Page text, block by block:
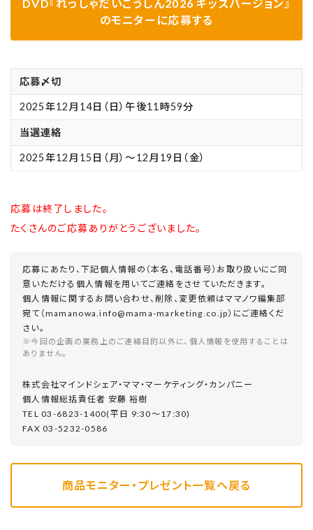
DVD『れっしゃだいこうしん2026 キッズバージョン』
のモニターに応募する
応募〆切
2025年12月14日（日）午後11時59分
当選連絡
2025年12月15日（月）～12月19日（金）
応募は終了しました。
たくさんのご応募ありがとうございました。
応募にあたり、下記個人情報の（本名、電話番号）お取り扱いにご同
意いただける個人情報を用いてご連絡をさせていただきます。
個人情報に関するお問い合わせ、削除、変更依頼はママノワ編集部
宛て（mamanowa.info@mama-marketing.co.jp）にご連絡くだ
さい。
※今回の企画の業務上のご連絡目的以外に、個人情報を使用することは
ありません。
株式会社マインドシェア・ママ・マーケティング・カンパニー
個⼈情報総括責任者 安藤 裕樹
TEL 03-6823-1400(平⽇ 9:30〜17:30)
FAX 03-5232-0586
商品モニター・プレゼント一覧へ戻る